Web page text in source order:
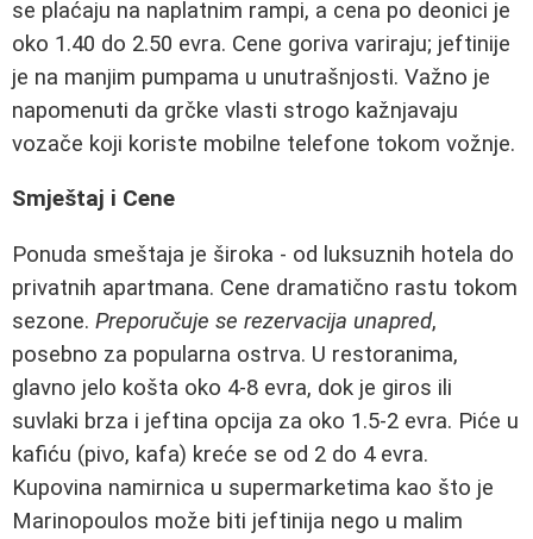
se plaćaju na naplatnim rampi, a cena po deonici je
oko 1.40 do 2.50 evra. Cene goriva variraju; jeftinije
je na manjim pumpama u unutrašnjosti. Važno je
napomenuti da grčke vlasti strogo kažnjavaju
vozače koji koriste mobilne telefone tokom vožnje.
Smještaj i Cene
Ponuda smeštaja je široka - od luksuznih hotela do
privatnih apartmana. Cene dramatično rastu tokom
sezone. Preporučuje se rezervacija unapred,
posebno za popularna ostrva. U restoranima,
glavno jelo košta oko 4-8 evra, dok je giros ili
suvlaki brza i jeftina opcija za oko 1.5-2 evra. Piće u
kafiću (pivo, kafa) kreće se od 2 do 4 evra.
Kupovina namirnica u supermarketima kao što je
Marinopoulos može biti jeftinija nego u malim